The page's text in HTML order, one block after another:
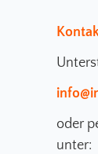
oder
unter: